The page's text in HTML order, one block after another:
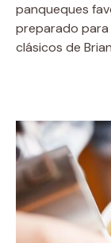
panqueques
preparado para
clásicos de